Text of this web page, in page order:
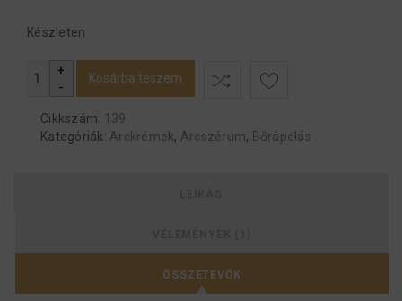
Készleten
Kosárba teszem
Cikkszám: 139
Kategóriák: Arckrémek, Arcszérum, Bőrápolás
ÖSSZETEVŐK